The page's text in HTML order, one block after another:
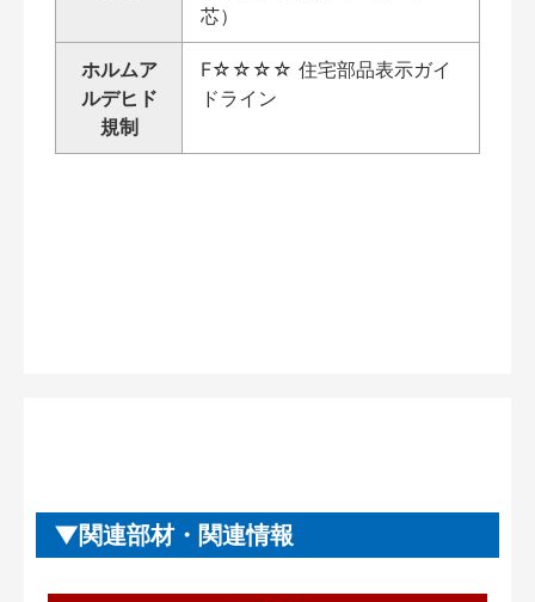
芯）
ホルムア
ルデヒド
規制
F☆☆☆☆ 住宅部品表示ガイ
ドライン
関連部材・関連情報